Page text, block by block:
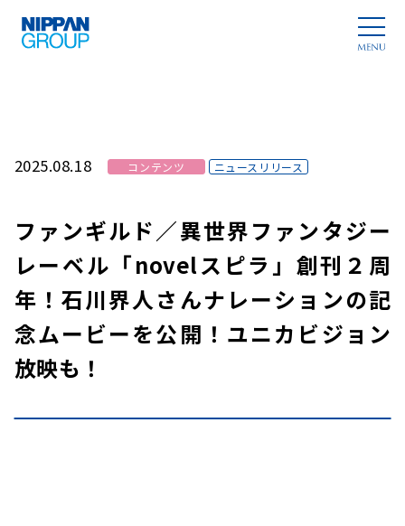
2025.08.18 コンテンツ ニュースリリース
ファンギルド／異世界ファンタジー
レーベル「novelスピラ」創刊２周
年！石川界人さんナレーションの記
念ムービーを公開！ユニカビジョン
放映も！